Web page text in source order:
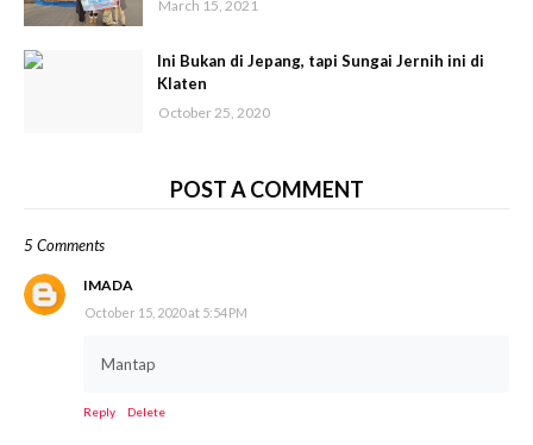
March 15, 2021
Ini Bukan di Jepang, tapi Sungai Jernih ini di
Klaten
October 25, 2020
POST A COMMENT
5 Comments
IMADA
October 15, 2020 at 5:54 PM
Mantap
Reply Delete